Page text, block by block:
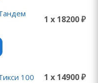
1 x 18200 ₽
100 1 x 14900 ₽